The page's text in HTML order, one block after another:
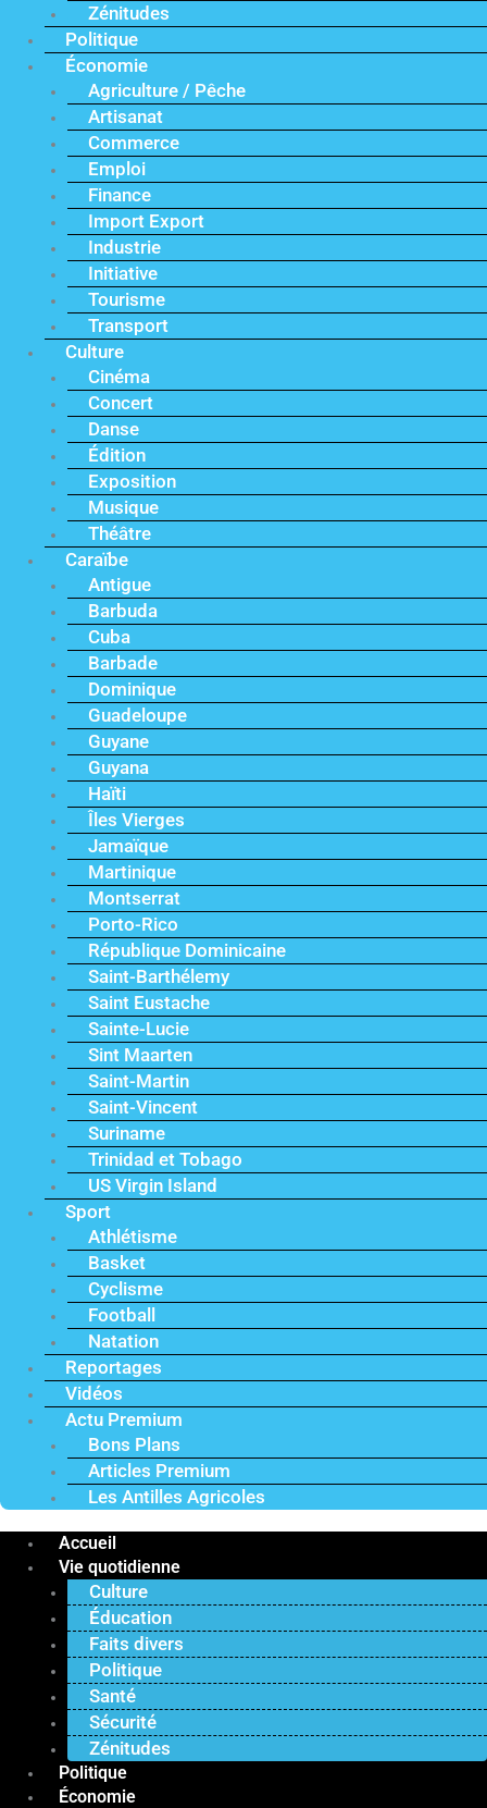
Zénitudes
Politique
Économie
Agriculture / Pêche
Artisanat
Commerce
Emploi
Finance
Import Export
Industrie
Initiative
Tourisme
Transport
Culture
Cinéma
Concert
Danse
Édition
Exposition
Musique
Théâtre
Caraïbe
Antigue
Barbuda
Cuba
Barbade
Dominique
Guadeloupe
Guyane
Guyana
Haïti
Îles Vierges
Jamaïque
Martinique
Montserrat
Porto-Rico
République Dominicaine
Saint-Barthélemy
Saint Eustache
Sainte-Lucie
Sint Maarten
Saint-Martin
Saint-Vincent
Suriname
Trinidad et Tobago
US Virgin Island
Sport
Athlétisme
Basket
Cyclisme
Football
Natation
Reportages
Vidéos
Actu Premium
Bons Plans
Articles Premium
Les Antilles Agricoles
Accueil
Vie quotidienne
Culture
Éducation
Faits divers
Politique
Santé
Sécurité
Zénitudes
Politique
Économie